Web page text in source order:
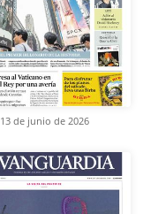
13 de junio de 2026